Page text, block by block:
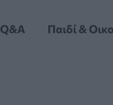
Q&A Παιδί &